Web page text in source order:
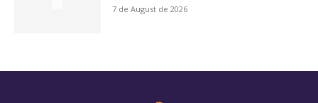
7 de August de 2026